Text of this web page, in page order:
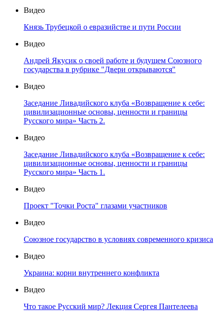
Видео
Князь Трубецкой о евразийстве и пути России
Видео
Андрей Якусик о своей работе и будущем Союзного
государства в рубрике "Двери открываются"
Видео
Заседание Ливадийского клуба «Возвращение к себе:
цивилизационные основы, ценности и границы
Русского мира» Часть 2.
Видео
Заседание Ливадийского клуба «Возвращение к себе:
цивилизационные основы, ценности и границы
Русского мира» Часть 1.
Видео
Проект "Точки Роста" глазами участников
Видео
Союзное государство в условиях современного кризиса
Видео
Украина: корни внутреннего конфликта
Видео
Что такое Русский мир? Лекция Сергея Пантелеева